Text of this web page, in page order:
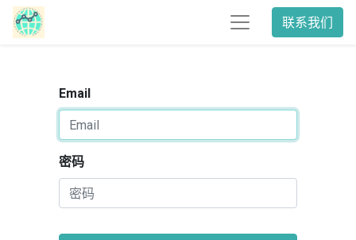
联系我们
Email
密码